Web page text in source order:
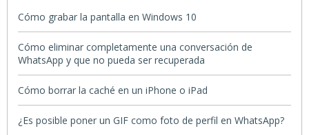
Cómo grabar la pantalla en Windows 10
Cómo eliminar completamente una conversación de
WhatsApp y que no pueda ser recuperada
Cómo borrar la caché en un iPhone o iPad
¿Es posible poner un GIF como foto de perfil en WhatsApp?